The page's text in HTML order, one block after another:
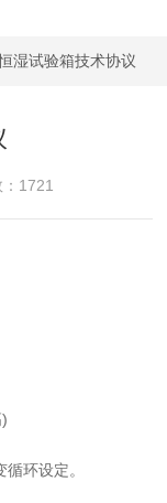
湿试验箱技术协议
1721
)
环设定。